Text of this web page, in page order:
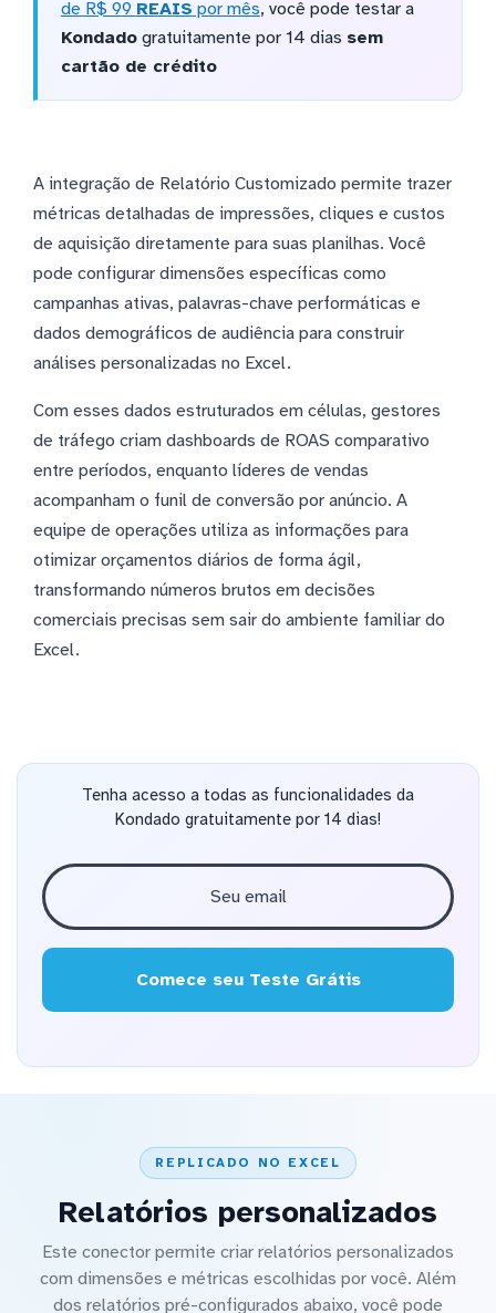
de R$ 99 REAIS por mês, você pode testar a
Kondadogratuitamente por 14 dias sem
cartão de crédito
A integração de Relatório Customizado permite trazer
métricas detalhadas de impressões, cliques e custos
de aquisição diretamente para suas planilhas. Você
pode configurar dimensões específicas como
campanhas ativas, palavras-chave performáticas e
dados demográficos de audiência para construir
análises personalizadas no Excel.
Com esses dados estruturados em células, gestores
de tráfego criam dashboards de ROAS comparativo
entre períodos, enquanto líderes de vendas
acompanham o funil de conversão por anúncio. A
equipe de operações utiliza as informações para
otimizar orçamentos diários de forma ágil,
transformando números brutos em decisões
comerciais precisas sem sair do ambiente familiar do
Excel.
Tenha acesso a todas as funcionalidades da
Kondado gratuitamente por 14 dias!
Comece seu Teste Grátis
REPLICADO NO EXCEL
Relatórios personalizados
Este conector permite criar relatórios personalizados
com dimensões e métricas escolhidas por você. Além
dos relatórios pré-configurados abaixo, você pode